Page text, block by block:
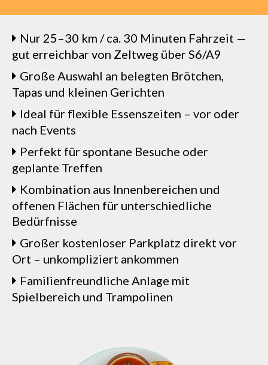
Nur 25–30 km / ca. 30 Minuten Fahrzeit —
gut erreichbar von Zeltweg über S6/A9
Große Auswahl an belegten Brötchen,
Tapas und kleinen Gerichten
Ideal für flexible Essenszeiten – vor oder
nach Events
Perfekt für spontane Besuche oder
geplante Treffen
Kombination aus Innenbereichen und
offenen Flächen für unterschiedliche
Bedürfnisse
Großer kostenloser Parkplatz direkt vor
Ort – unkompliziert ankommen
Familienfreundliche Anlage mit
Spielbereich und Trampolinen